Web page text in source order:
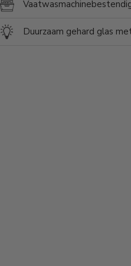
Duurzaam gehard glas